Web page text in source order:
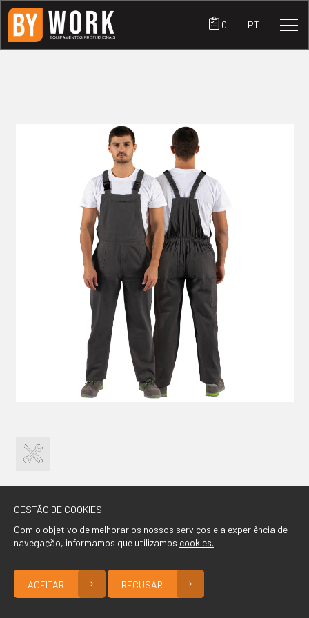
PRODUTOS
CONTACTO
0 PT
GESTÃO DE COOKIES
Com o objetivo de melhorar os nossos serviços e a experiência de
navegação, informamos que utilizamos cookies.
ACEITAR RECUSAR